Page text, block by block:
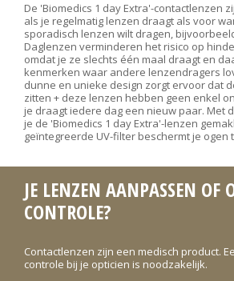
De 'Biomedics 1 day Extra'-contactlenzen
als je regelmatig lenzen draagt als voor
sporadisch lenzen wilt dragen,
Daglenzen verminderen het risico op
omdat je ze slechts één maal draagt en
kenmerken waar andere lenzendragers
dunne en unieke design zorgt ervoor dat
zitten + deze lenzen hebben geen enkel
je draagt iedere dag een nieuw paar. Met
je de 'Biomedics 1 day Extra'-lenzen
geïntegreerde UV-filter beschermt je ogen
JE LENZEN AANPASSEN OF
CONTROLE?
Contactlenzen zijn een medisch product.
controle bij je opticien is noodzakelijk.